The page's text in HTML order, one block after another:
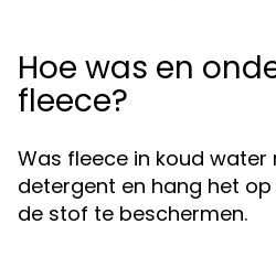
Hoe was en
fleece?
Was fleece in koud water
detergent en hang het
de stof te beschermen.